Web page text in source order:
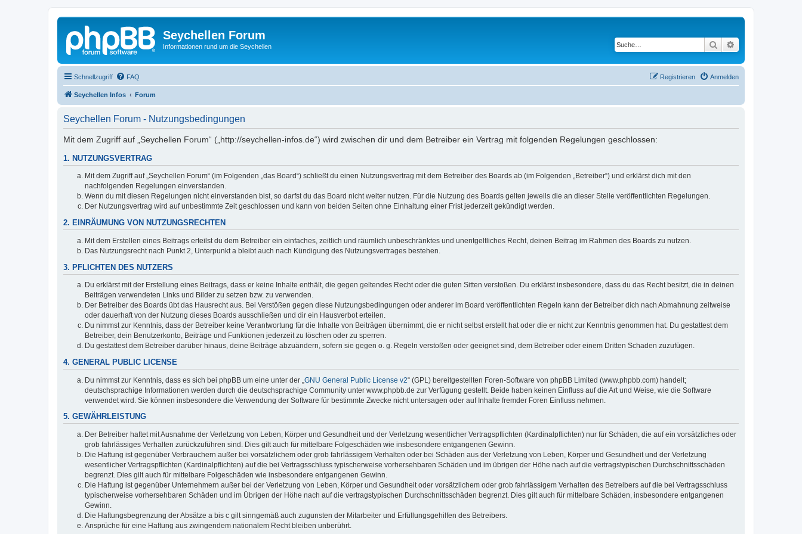
Seychellen Forum
Informationen rund um die Seychellen Suche
Schnellzugriff FAQ Anmelden
Registrieren
Seychellen Infos Forum
Seychellen Forum - Nutzungsbedingungen
Mit dem Zugriff auf „Seychellen Forum“ („http://seychellen-infos.de“) wird zwischen dir und dem Betreiber ein Vertrag mit folgenden Regelungen geschlossen:
1. NUTZUNGSVERTRAG
Mit dem Zugriff auf „Seychellen Forum“ (im Folgenden „das Board“) schließt du einen Nutzungsvertrag mit dem Betreiber des Boards ab (im Folgenden „Betreiber“) und erklärst dich mit den
nachfolgenden Regelungen einverstanden.
Wenn du mit diesen Regelungen nicht einverstanden bist, so darfst du das Board nicht weiter nutzen. Für die Nutzung des Boards gelten jeweils die an dieser Stelle veröffentlichten Regelungen.
Der Nutzungsvertrag wird auf unbestimmte Zeit geschlossen und kann von beiden Seiten ohne Einhaltung einer Frist jederzeit gekündigt werden.
2. EINRÄUMUNG VON NUTZUNGSRECHTEN
Mit dem Erstellen eines Beitrags erteilst du dem Betreiber ein einfaches, zeitlich und räumlich unbeschränktes und unentgeltliches Recht, deinen Beitrag im Rahmen des Boards zu nutzen.
Das Nutzungsrecht nach Punkt 2, Unterpunkt a bleibt auch nach Kündigung des Nutzungsvertrages bestehen.
3. PFLICHTEN DES NUTZERS
Du erklärst mit der Erstellung eines Beitrags, dass er keine Inhalte enthält, die gegen geltendes Recht oder die guten Sitten verstoßen. Du erklärst insbesondere, dass du das Recht besitzt, die in deinen
Beiträgen verwendeten Links und Bilder zu setzen bzw. zu verwenden.
Der Betreiber des Boards übt das Hausrecht aus. Bei Verstößen gegen diese Nutzungsbedingungen oder anderer im Board veröffentlichten Regeln kann der Betreiber dich nach Abmahnung zeitweise
oder dauerhaft von der Nutzung dieses Boards ausschließen und dir ein Hausverbot erteilen.
Du nimmst zur Kenntnis, dass der Betreiber keine Verantwortung für die Inhalte von Beiträgen übernimmt, die er nicht selbst erstellt hat oder die er nicht zur Kenntnis genommen hat. Du gestattest dem
Betreiber, dein Benutzerkonto, Beiträge und Funktionen jederzeit zu löschen oder zu sperren.
Du gestattest dem Betreiber darüber hinaus, deine Beiträge abzuändern, sofern sie gegen o. g. Regeln verstoßen oder geeignet sind, dem Betreiber oder einem Dritten Schaden zuzufügen.
4. GENERAL PUBLIC LICENSE
Du nimmst zur Kenntnis, dass es sich bei phpBB um eine unter der „ GNU General Public License v2“ (GPL) bereitgestellten Foren-Software von phpBB Limited (www.phpbb.com) handelt;
deutschsprachige Informationen werden durch die deutschsprachige Community unter www.phpbb.de zur Verfügung gestellt. Beide haben keinen Einfluss auf die Art und Weise, wie die Software
verwendet wird. Sie können insbesondere die Verwendung der Software für bestimmte Zwecke nicht untersagen oder auf Inhalte fremder Foren Einfluss nehmen.
5. GEWÄHRLEISTUNG
Der Betreiber haftet mit Ausnahme der Verletzung von Leben, Körper und Gesundheit und der Verletzung wesentlicher Vertragspflichten (Kardinalpflichten) nur für Schäden, die auf ein vorsätzliches oder
grob fahrlässiges Verhalten zurückzuführen sind. Dies gilt auch für mittelbare Folgeschäden wie insbesondere entgangenen Gewinn.
Die Haftung ist gegenüber Verbrauchern außer bei vorsätzlichem oder grob fahrlässigem Verhalten oder bei Schäden aus der Verletzung von Leben, Körper und Gesundheit und der Verletzung
wesentlicher Vertragspflichten (Kardinalpflichten) auf die bei Vertragsschluss typischerweise vorhersehbaren Schäden und im übrigen der Höhe nach auf die vertragstypischen Durchschnittsschäden
begrenzt. Dies gilt auch für mittelbare Folgeschäden wie insbesondere entgangenen Gewinn.
Die Haftung ist gegenüber Unternehmern außer bei der Verletzung von Leben, Körper und Gesundheit oder vorsätzlichem oder grob fahrlässigem Verhalten des Betreibers auf die bei Vertragsschluss
typischerweise vorhersehbaren Schäden und im Übrigen der Höhe nach auf die vertragstypischen Durchschnittsschäden begrenzt. Dies gilt auch für mittelbare Schäden, insbesondere entgangenen
Gewinn.
Die Haftungsbegrenzung der Absätze a bis c gilt sinngemäß auch zugunsten der Mitarbeiter und Erfüllungsgehilfen des Betreibers.
Ansprüche für eine Haftung aus zwingendem nationalem Recht bleiben unberührt.